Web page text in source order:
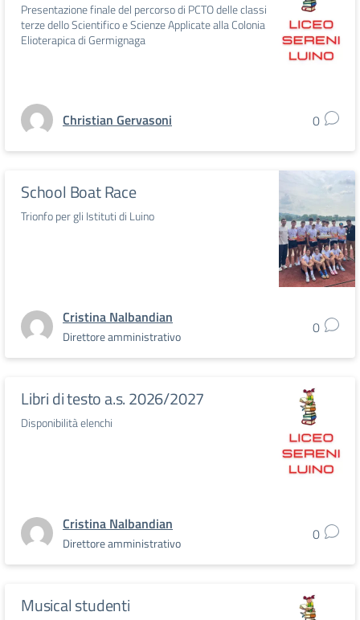
Presentazione finale del percorso di PCTO delle classi
terze dello Scientifico e Scienze Applicate alla Colonia
Elioterapica di Germignaga
Christian Gervasoni 0
School Boat Race
Trionfo per gli Istituti di Luino
Cristina Nalbandian
Direttore amministrativo 0
Libri di testo a.s. 2026/2027
Disponibilità elenchi
Cristina Nalbandian
Direttore amministrativo 0
Musical studenti